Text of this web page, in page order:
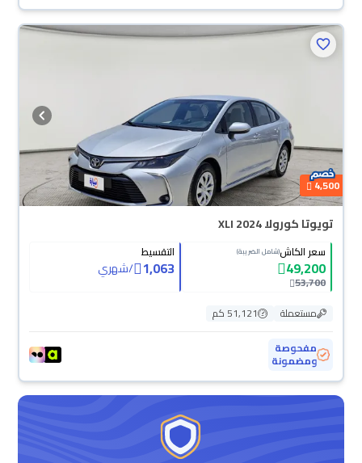
4,500
تويوتا كورولا XLI 2024
سعر الكاش(شامل الضريبة)
49,200
53,700
التقسيط
1,063
/شهري
مستعملة
51,121 كم
مفحوصة
ومضمونة